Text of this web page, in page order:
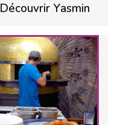
Découvrir Yasmin